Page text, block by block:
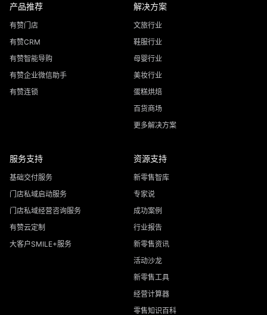
产品推荐
有赞门店
有赞CRM
有赞智能导购
有赞企业微信助手
有赞连锁
解决方案
文旅行业
鞋服行业
母婴行业
美妆行业
蛋糕烘焙
百货商场
更多解决方案
服务支持
基础交付服务
门店私域启动服务
门店私域经营咨询服务
有赞云定制
大客户SMILE+服务
资源支持
新零售智库
专家说
成功案例
行业报告
新零售资讯
活动沙龙
新零售工具
经营计算器
零售知识百科